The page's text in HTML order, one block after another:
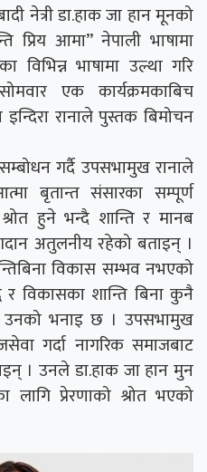
नेत्री डा.हाक जा हान मूनको
प्रिय आमा” नेपाली भाषामा
भाषामा उल्था गरि
एक कार्यक्रमकाबिच
रानाले पुस्तक बिमोचन
गर्दै उपसभामुख रानाले
बृतान्त संसारका सम्पूर्ण
हुने भन्दै शान्ति र मानब
अतुलनीय रहेको बताइन् ।
विकास सम्भव नभएको
विकासका शान्ति बिना कुनै
भनाइ छ । उपसभामुख
गर्दा नागरिक समाजबाट
। उनले डा.हाक जा हान मुन
लागि प्रेरणाको श्रोत भएको